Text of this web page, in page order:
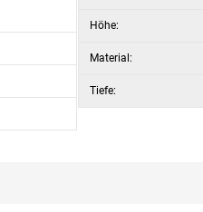
Höhe:
Material:
Tiefe: